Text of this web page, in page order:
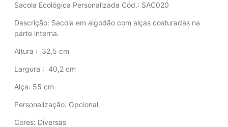
Sacola Ecológica Personalizada Cód.: SAC020
Descrição: Sacola em algodão com alças costuradas na
parte interna.
Altura : 32,5 cm
Largura : 40,2 cm
Alça: 55 cm
Personalização: Opcional
Cores: Diversas